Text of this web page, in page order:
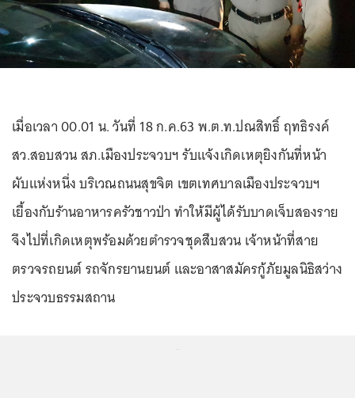
เมื่อเวลา 00.01 น. วันที่ 18 ก.ค.63 พ.ต.ท.ปณสิทธิ์ ฤทธิรงค์
สว.สอบสวน สภ.เมืองประจวบฯ รับแจ้งเกิดเหตุยิงกันที่หน้า
ผับแห่งหนึ่ง บริเวณถนนสุขจิต เขตเทศบาลเมืองประจวบฯ
เยื้องกับร้านอาหารครัวชาวป่า ทำให้มีผู้ได้รับบาดเจ็บสองราย
จึงไปที่เกิดเหตุพร้อมด้วยตำรวจชุดสืบสวน เจ้าหน้าที่สาย
ตรวจรถยนต์ รถจักรยานยนต์ และอาสาสมัครกู้ภัยมูลนิธิสว่าง
ประจวบธรรมสถาน